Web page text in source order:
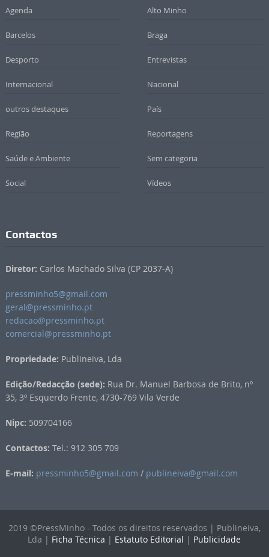
Agenda Alto Minho
Barcelos Braga
Desporto Entrevistas
Internacional Nacional
outros destaques País
Região Reportagens
Saúde e Ambiente Sem categoria
Social Vídeos
Contactos
Diretor: Carlos Machado Silva (CP 2037-A)
pressminho5@gmail.com
geral@pressminho.pt
redacao@pressminho.pt
comercial@pressminho.pt
Propriedade: Publineiva, Lda
Edição/Redacção (sede): Rua Dr. Manuel Barbosa de Brito, nº
35, 3º Esquerdo Frente, 4730-769 Vila Verde
Nipc: 509704166
Contactos: Tel.: 912 305 709
E-mail: pressminho5@gmail.com / publineiva@gmail.com
2019 ©PressMinho - Todos os direitos reservados | Publineiva,
Lda | Ficha Técnica | Estatuto Editorial | Publicidade